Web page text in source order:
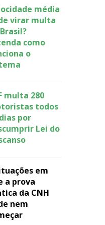
média
virar multa
como
o
multa 280
todos
por
Lei do
em
a prova
da CNH
nem